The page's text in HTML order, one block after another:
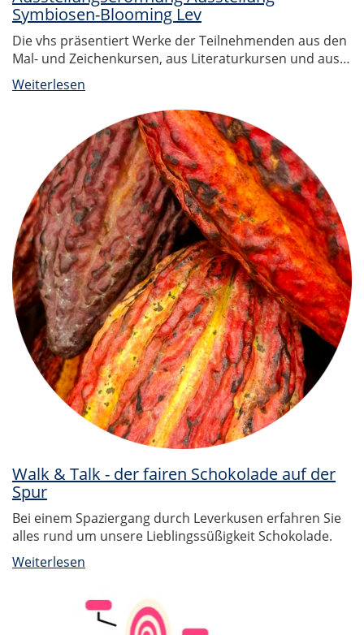
Symbiosen-Blooming Lev
Die vhs präsentiert Werke der Teilnehmenden aus den
Mal- und Zeichenkursen, aus Literaturkursen und aus…
Weiterlesen
Walk & Talk - der fairen Schokolade auf der
Spur
Bei einem Spaziergang durch Leverkusen erfahren Sie
alles rund um unsere Lieblingssüßigkeit Schokolade.
Weiterlesen